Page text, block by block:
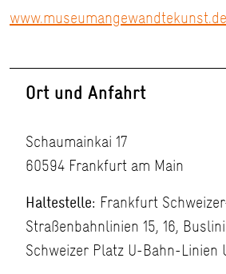
www.museumangewandtekunst.de
Ort und Anfahrt
Schaumainkai 17
60594 Frankfurt am Main
Haltestelle: Frankfurt
Straßenbahnlinien 15, 16,
Schweizer Platz U-Bahn-Linien